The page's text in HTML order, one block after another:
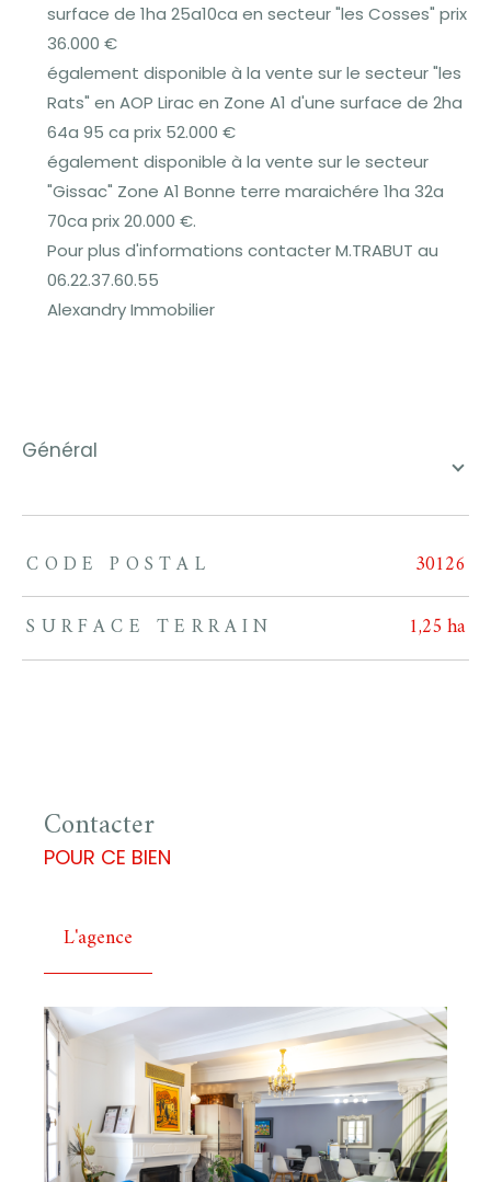
surface de 1ha 25a10ca en secteur "les Cosses" prix
36.000 €
également disponible à la vente sur le secteur "les
Rats" en AOP Lirac en Zone A1 d'une surface de 2ha
64a 95 ca prix 52.000 €
également disponible à la vente sur le secteur
"Gissac" Zone A1 Bonne terre maraichére 1ha 32a
70ca prix 20.000 €.
Pour plus d'informations contacter M.TRABUT au
06.22.37.60.55
Alexandry Immobilier
général
TRAD_ZEPHYR_Caracteristique TRAD_ZEPHYR_Valeurs
CODE POSTAL
30126
SURFACE TERRAIN
1,25 ha
Contacter
POUR CE BIEN
L'agence